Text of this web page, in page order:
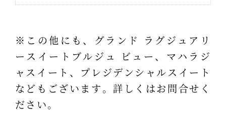
※この他にも、グランド ラグジュアリ
ースイートブルジュ ビュー、マハラジ
ャスイート、プレジデンシャルスイート
などもございます。詳しくはお問合せく
ださい。